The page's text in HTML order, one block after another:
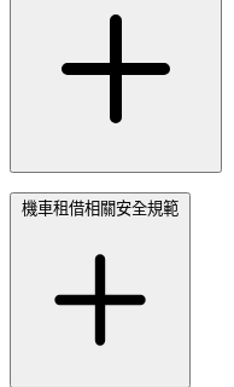
機車租借相關安全規範